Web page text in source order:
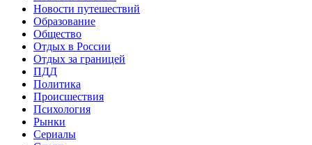
Новости путешествий
Образование
Общество
Отдых в России
Отдых за границей
ПДД
Политика
Происшествия
Психология
Рынки
Сериалы